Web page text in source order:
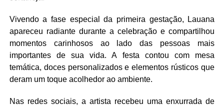
Vivendo a fase especial da primeira gestação, Lauana
apareceu radiante durante a celebração e compartilhou
momentos carinhosos ao lado das pessoas mais
importantes de sua vida. A festa contou com mesa
temática, doces personalizados e elementos rústicos que
deram um toque acolhedor ao ambiente.
Nas redes sociais, a artista recebeu uma enxurrada de